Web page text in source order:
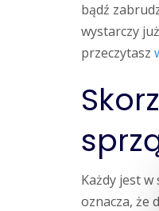
bądź
wystarczy
przeczytasz
Każdy jest w
oznacza, że